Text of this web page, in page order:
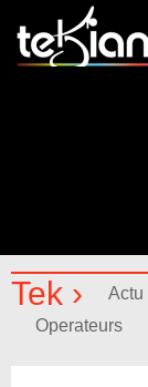
Tek › Actu
Operateurs